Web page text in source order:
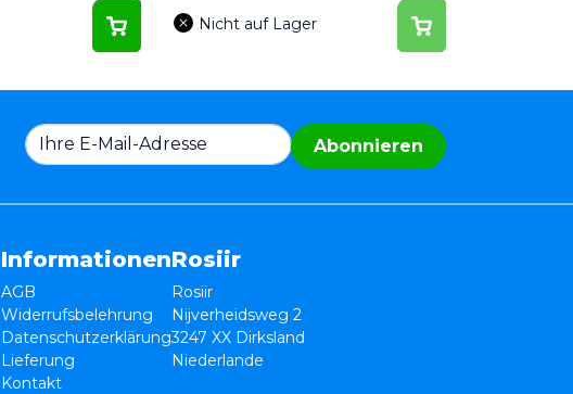
Nicht auf Lager
Abonnieren
Informationen
AGB
Widerrufsbelehrung
Datenschutzerklärung
Lieferung
Kontakt
Rosiir
Rosiir
Nijverheidsweg 2
3247 XX Dirksland
Niederlande